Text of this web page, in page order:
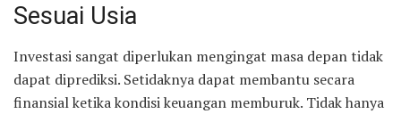
Sesuai Usia
Investasi sangat diperlukan mengingat masa depan tidak
dapat diprediksi. Setidaknya dapat membantu secara
finansial ketika kondisi keuangan memburuk. Tidak hanya